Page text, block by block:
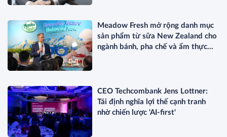
Meadow Fresh mở rộng danh mục
sản phẩm từ sữa New Zealand cho
ngành bánh, pha chế và ẩm thực
CEO Techcombank Jens Lottner:
Tái định nghĩa lợi thế cạnh tranh
nhờ chiến lược 'AI-first'